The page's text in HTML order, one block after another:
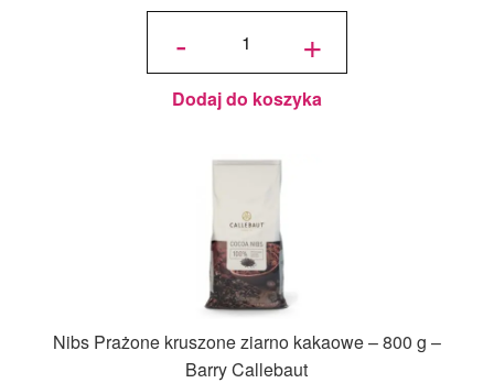
-
ilość
w
kaletkach
100% - 3
kg -
Veliche
+
Dodaj do koszyka
Nibs Prażone kruszone ziarno kakaowe – 800 g –
Barry Callebaut